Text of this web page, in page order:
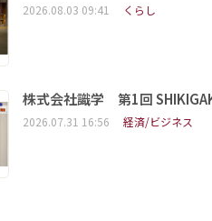
2026.08.03 09:41 くらし
株式会社識学 第1回
2026.07.31 16:56 経済/ビジネス